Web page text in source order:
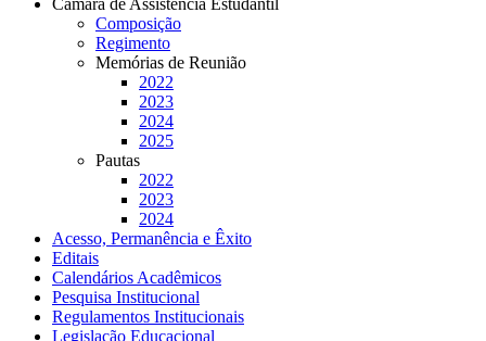
Câmara de Assistência Estudantil
Composição
Regimento
Memórias de Reunião
2022
2023
2024
2025
Pautas
2022
2023
2024
Acesso, Permanência e Êxito
Editais
Calendários Acadêmicos
Pesquisa Institucional
Regulamentos Institucionais
Legislação Educacional